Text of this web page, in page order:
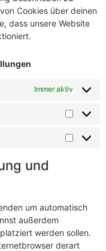
Cookies über deinen
dass unsere Website
Immer aktiv
und
um automatisch
außerdem
werden sollen.
derart